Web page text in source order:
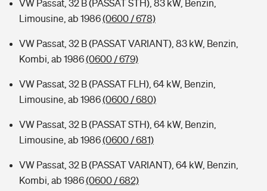
VW Passat, 32 B (PASSAT STH), 83 kW, Benzin,
Limousine, ab 1986(0600 / 678)
VW Passat, 32 B (PASSAT VARIANT), 83 kW, Benzin,
Kombi, ab 1986(0600 / 679)
VW Passat, 32 B (PASSAT FLH), 64 kW, Benzin,
Limousine, ab 1986(0600 / 680)
VW Passat, 32 B (PASSAT STH), 64 kW, Benzin,
Limousine, ab 1986(0600 / 681)
VW Passat, 32 B (PASSAT VARIANT), 64 kW, Benzin,
Kombi, ab 1986(0600 / 682)